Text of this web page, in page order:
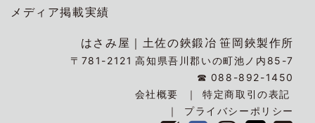
メディア掲載実績
はさみ屋｜ 土佐の鋏鍛冶 笹岡鋏製作所
〒781-2121 高知県吾川郡いの町池ノ内85-7
☎ 088-892-1450
会社概要
特定商取引の表記
プライバシーポリシー